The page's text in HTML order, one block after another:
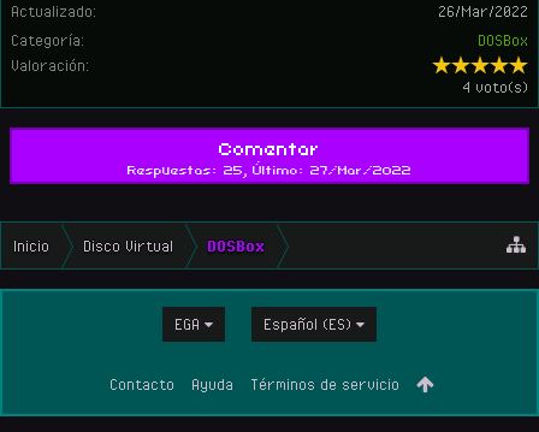
Actualizado:
26/Mar/2022
Categoría:
DOSBox
Valoración:
4 voto(s)
Comentar
Respuestas: 25, Último: 27/Mar/2022
Inicio Disco Virtual DOSBox
EGA Español (ES)
Contacto Ayuda Términos de servicio